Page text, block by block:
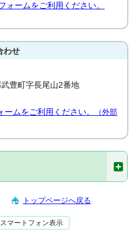
ォームをご利用ください。
わせ
豊町字長尾山2番地
ムをご利用ください。
（外部
トップページへ戻る
スマートフォン表示